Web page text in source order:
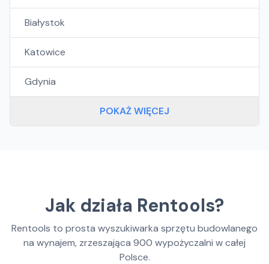
Białystok
Katowice
Gdynia
POKAŻ WIĘCEJ
Jak działa Rentools?
Rentools to prosta wyszukiwarka sprzętu budowlanego
na wynajem, zrzeszająca 900 wypożyczalni w całej
Polsce.